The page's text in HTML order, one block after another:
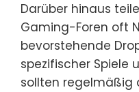
Darüber hinaus
Gaming-Foren oft
bevorstehende
spezifischer Spiele
sollten regelmäßig